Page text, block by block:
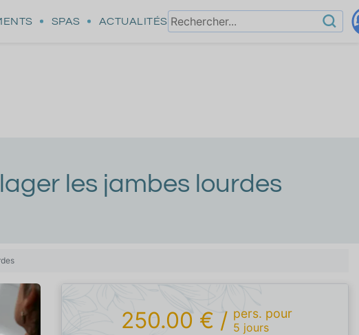
SPAS ACTUALITÉS
les jambes lourdes
250.00 € / pers. pour
5 jours